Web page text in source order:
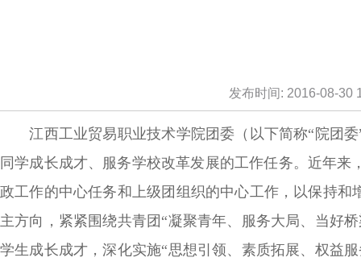
发布时间: 2016-08-30
江西工业贸易职业技术学院团委（以下简称“院团委
同学成长成才、服务学校改革发展的工作任务。近年来
政工作的中心任务和上级团组织的中心工作，以保持
主方向，紧紧围绕共青团“凝聚青年、服务大局、当好
学生成长成才，深化实施“思想引领、素质拓展、权益